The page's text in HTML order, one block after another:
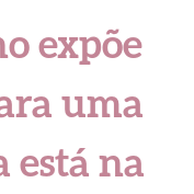
expõe
uma
está na